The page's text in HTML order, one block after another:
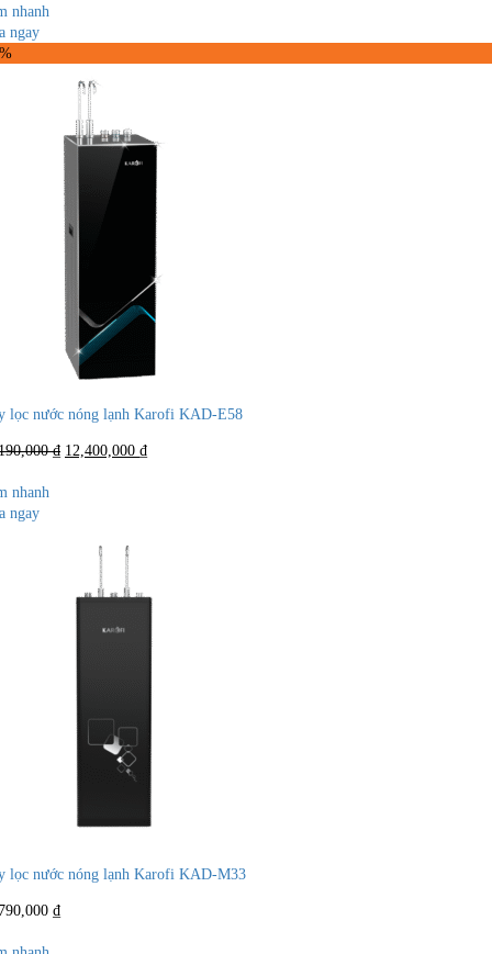
nhanh
ngay
lọc nước nóng lạnh Karofi KAD-E58
₫ Giá
12,400,000 ₫Giá
nhanh
ngay
lọc nước nóng lạnh Karofi KAD-M33
₫